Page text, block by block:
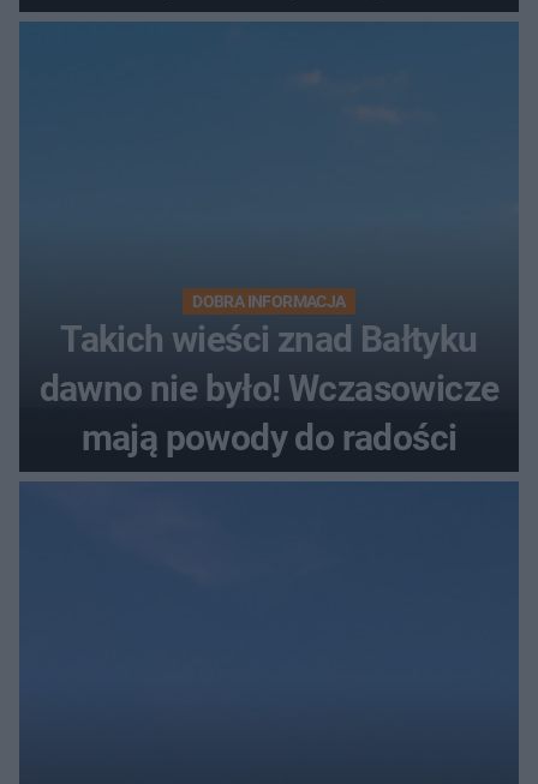
DOBRA INFORMACJA
Takich wieści znad Bałtyku
dawno nie było! Wczasowicze
mają powody do radości